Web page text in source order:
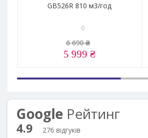
GB526R 810 м3/год
0
6 690 ₴
5 999 ₴
Google Рейтинг
4.9 276 відгуків